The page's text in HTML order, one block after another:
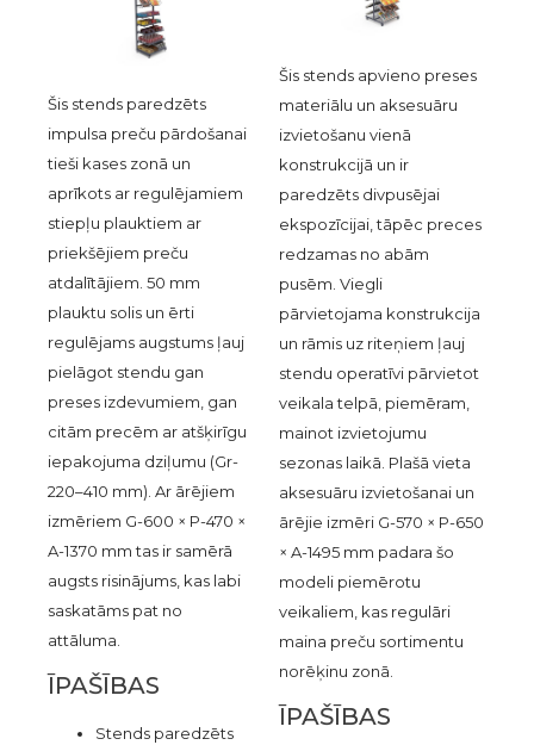
Šis stends paredzēts
impulsa preču pārdošanai
tieši kases zonā un
aprīkots ar regulējamiem
stiepļu plauktiem ar
priekšējiem preču
atdalītājiem. 50 mm
plauktu solis un ērti
regulējams augstums ļauj
pielāgot stendu gan
preses izdevumiem, gan
citām precēm ar atšķirīgu
iepakojuma dziļumu (Gr-
220–410 mm). Ar ārējiem
izmēriem G-600 × P-470 ×
A-1370 mm tas ir samērā
augsts risinājums, kas labi
saskatāms pat no
attāluma.
ĪPAŠĪBAS
Stends paredzēts
Šis stends apvieno preses
materiālu un aksesuāru
izvietošanu vienā
konstrukcijā un ir
paredzēts divpusējai
ekspozīcijai, tāpēc preces
redzamas no abām
pusēm. Viegli
pārvietojama konstrukcija
un rāmis uz riteņiem ļauj
stendu operatīvi pārvietot
veikala telpā, piemēram,
mainot izvietojumu
sezonas laikā. Plašā vieta
aksesuāru izvietošanai un
ārējie izmēri G-570 × P-650
× A-1495 mm padara šo
modeli piemērotu
veikaliem, kas regulāri
maina preču sortimentu
norēķinu zonā.
ĪPAŠĪBAS